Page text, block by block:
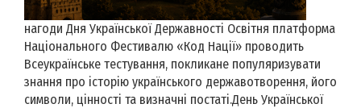
нагоди Дня Української Державності Освітня платформа
Національного Фестивалю «Код Нації» проводить
Всеукраїнське тестування, покликане популяризувати
знання про історію українського державотворення, його
символи, цінності та визначні постаті.День Української